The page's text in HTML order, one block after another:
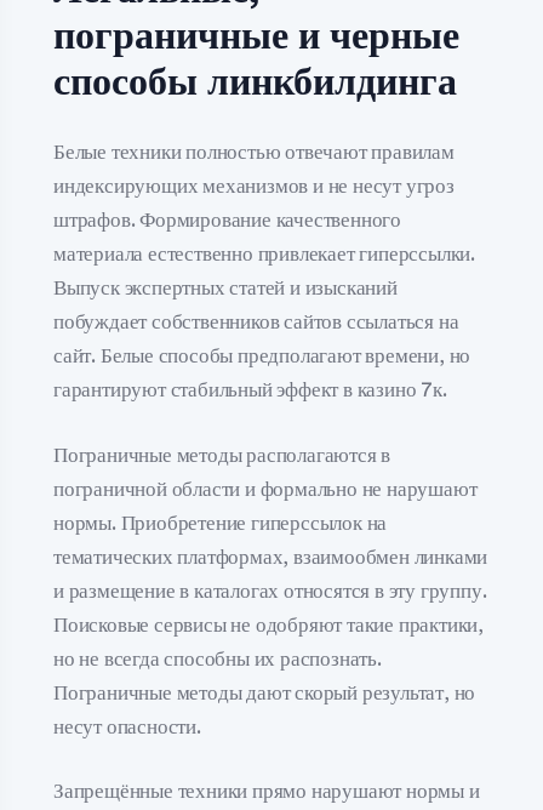
пограничные и черные
способы линкбилдинга
Белые техники полностью отвечают правилам
индексирующих механизмов и не несут угроз
штрафов. Формирование качественного
материала естественно привлекает гиперссылки.
Выпуск экспертных статей и изысканий
побуждает собственников сайтов ссылаться на
сайт. Белые способы предполагают времени, но
гарантируют стабильный эффект в казино 7к.
Пограничные методы располагаются в
пограничной области и формально не нарушают
нормы. Приобретение гиперссылок на
тематических платформах, взаимообмен линками
и размещение в каталогах относятся в эту группу.
Поисковые сервисы не одобряют такие практики,
но не всегда способны их распознать.
Пограничные методы дают скорый результат, но
несут опасности.
Запрещённые техники прямо нарушают нормы и